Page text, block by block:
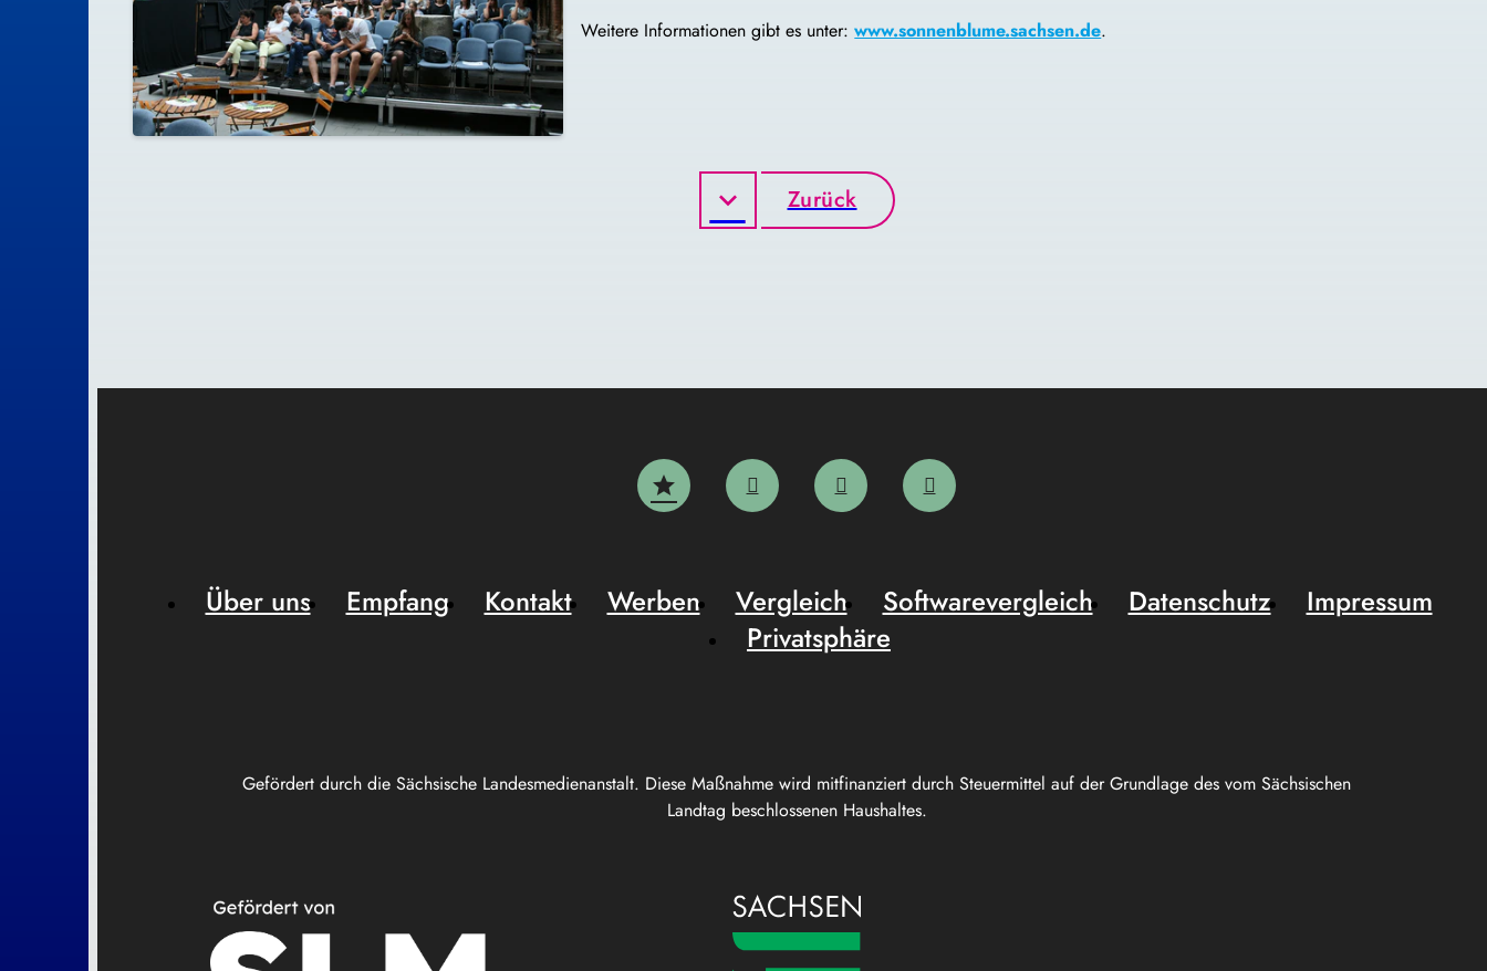
Weitere Informationen gibt es unter:www.sonnenblume.sachsen.de.
Zurück
Gefördert durch die Sächsische Landesmedienanstalt. Diese Maßnahme wird mitfinanziert durch Steuermittel auf der Grundlage des vom Sächsischen
Landtag beschlossenen Haushaltes.
Über uns Empfang Kontakt Werben Vergleich Softwarevergleich Datenschutz
Impressum
Privatsphäre